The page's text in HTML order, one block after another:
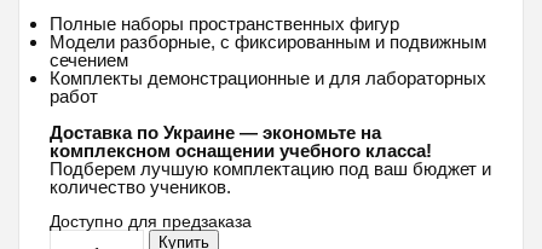
Полные наборы пространственных фигур
Модели разборные, с фиксированным и подвижным
сечением
Комплекты демонстрационные и для лабораторных
работ
Доставка по Украине — экономьте на
комплексном оснащении учебного класса!
Подберем лучшую комплектацию под ваш бюджет и
количество учеников.
Доступно для предзаказа
Количество
Купить